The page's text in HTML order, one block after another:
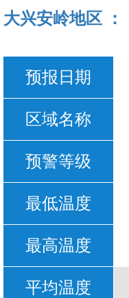
大兴安岭地区 ：
预报日期
区域名称
预警等级
最低温度
最高温度
平均温度